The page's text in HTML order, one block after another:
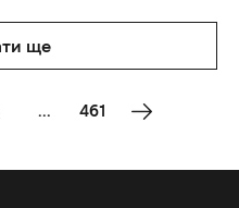
ще
... 461